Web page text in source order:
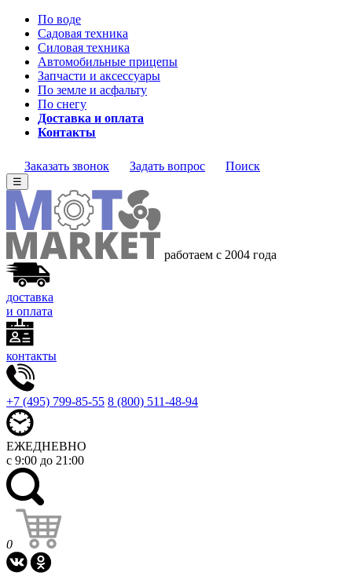
По воде
Садовая техника
Силовая техника
Автомобильные прицепы
Запчасти и аксессуары
По земле и асфальту
По снегу
Доставка и оплата
Контакты
Заказать звонок Задать вопрос Поиск
☰
работаем с 2004 года
доставка
и оплата
контакты
+7 (495) 799-85-55 8 (800) 511-48-94
ЕЖЕДНЕВНО
с 9:00 до 21:00
0